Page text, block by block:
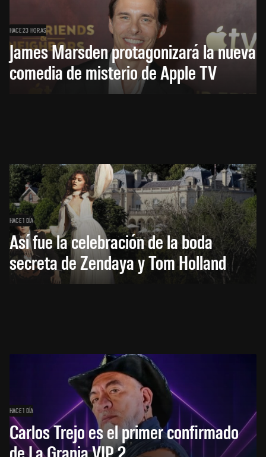
HACE 23 HORAS
James Marsden protagonizará la nueva
comedia de misterio de Apple TV
HACE 1 DÍA
Así fue la celebración de la boda
secreta de Zendaya y Tom Holland
HACE 1 DÍA
Carlos Trejo es el primer confirmado